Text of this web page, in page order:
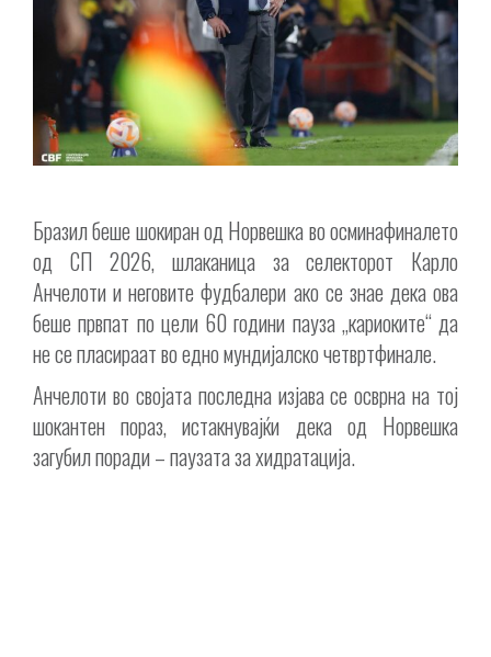
Бразил беше шокиран од Норвешка во осминафиналето
од СП 2026, шлаканица за селекторот Карло
Анчелоти и неговите фудбалери ако се знае дека ова
беше првпат по цели 60 години пауза „кариоките“ да
не се пласираат во едно мундијалско четвртфинале.
Анчелоти во својата последна изјава се осврна на тој
шокантен пораз, истакнувајќи дека од Норвешка
загубил поради – паузата за хидратација.